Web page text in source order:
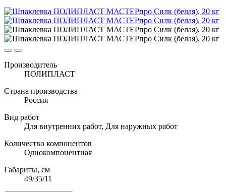
Производитель
ПОЛИПЛАСТ
Страна производства
Россия
Вид работ
Для внутренних работ, Для наружных работ
Количество компонентов
Однокомпонентная
Габариты, см
49/35/11